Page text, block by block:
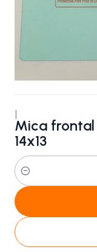
Mica
14x13
Cantidad